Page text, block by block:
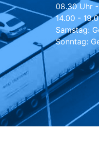
08.30 Uhr
14.00 -
Samstag:
Sonntag: